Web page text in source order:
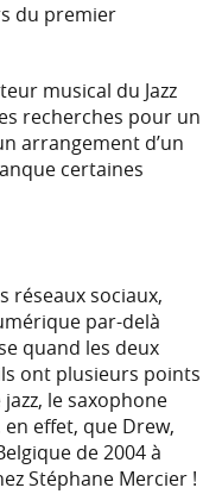
du premier
musical du Jazz
recherches pour un
arrangement d’un
certaines
réseaux sociaux,
par-delà
quand les deux
ont plusieurs points
le saxophone
en effet, que Drew,
de 2004 à
Stéphane Mercier !